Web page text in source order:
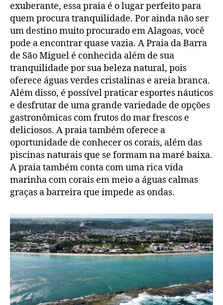
exuberante, essa praia é o lugar perfeito para
quem procura tranquilidade. Por ainda não ser
um destino muito procurado em Alagoas, você
pode a encontrar quase vazia. A Praia da Barra
de São Miguel é conhecida além de sua
tranquilidade por sua beleza natural, pois
oferece águas verdes cristalinas e areia branca.
Além disso, é possível praticar esportes náuticos
e desfrutar de uma grande variedade de opções
gastronômicas com frutos do mar frescos e
deliciosos. A praia também oferece a
oportunidade de conhecer os corais, além das
piscinas naturais que se formam na maré baixa.
A praia também conta com uma rica vida
marinha com corais em meio a águas calmas
graças a barreira que impede as ondas.